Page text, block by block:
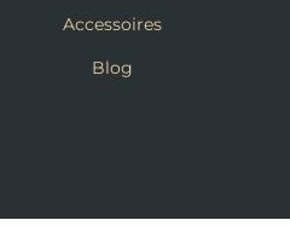
Accessoires
Blog